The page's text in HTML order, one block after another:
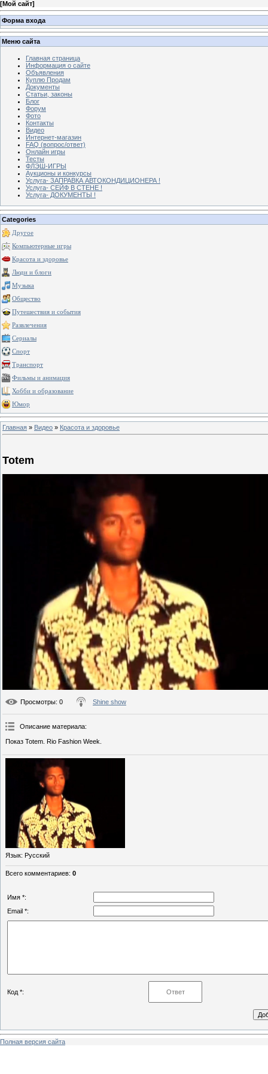
[Мой сайт]
Форма входа
Меню сайта
Главная страница
Информация о сайте
Объявления
Куплю Продам
Документы
Статьи, законы
Блог
Форум
Фото
Контакты
Видео
Интернет-магазин
FAQ (вопрос/ответ)
Онлайн игры
Тесты
ФЛЭШ-ИГРЫ
Аукционы и конкурсы
Услуга- ЗАПРАВКА АВТОКОНДИЦИОНЕРА !
Услуга- СЕЙФ В СТЕНЕ !
Услуга- ДОКУМЕНТЫ !
Categories
Другое
Компьютерные игры
Красота и здоровье
Люди и блоги
Музыка
Общество
Путешествия и события
Развлечения
Сериалы
Спорт
Транспорт
Фильмы и анимация
Хобби и образование
Юмор
Главная » Видео » Красота и здоровье
Totem
Просмотры: 0 Shine show
Описание материала:
Показ Totem. Rio Fashion Week.
Язык: Русский
Всего комментариев: 0
Имя *:
Email *:
Код *:
Полная версия сайта